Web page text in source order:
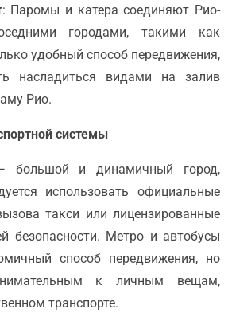
: Паромы и катера соединяют Рио-
городами, такими как
удобный способ передвижения,
насладиться видами на залив
Рио.
системы
большой и динамичный город,
использовать официальные
такси или лицензированные
безопасности. Метро и автобусы
способ передвижения, но
к личным вещам,
транспорте.